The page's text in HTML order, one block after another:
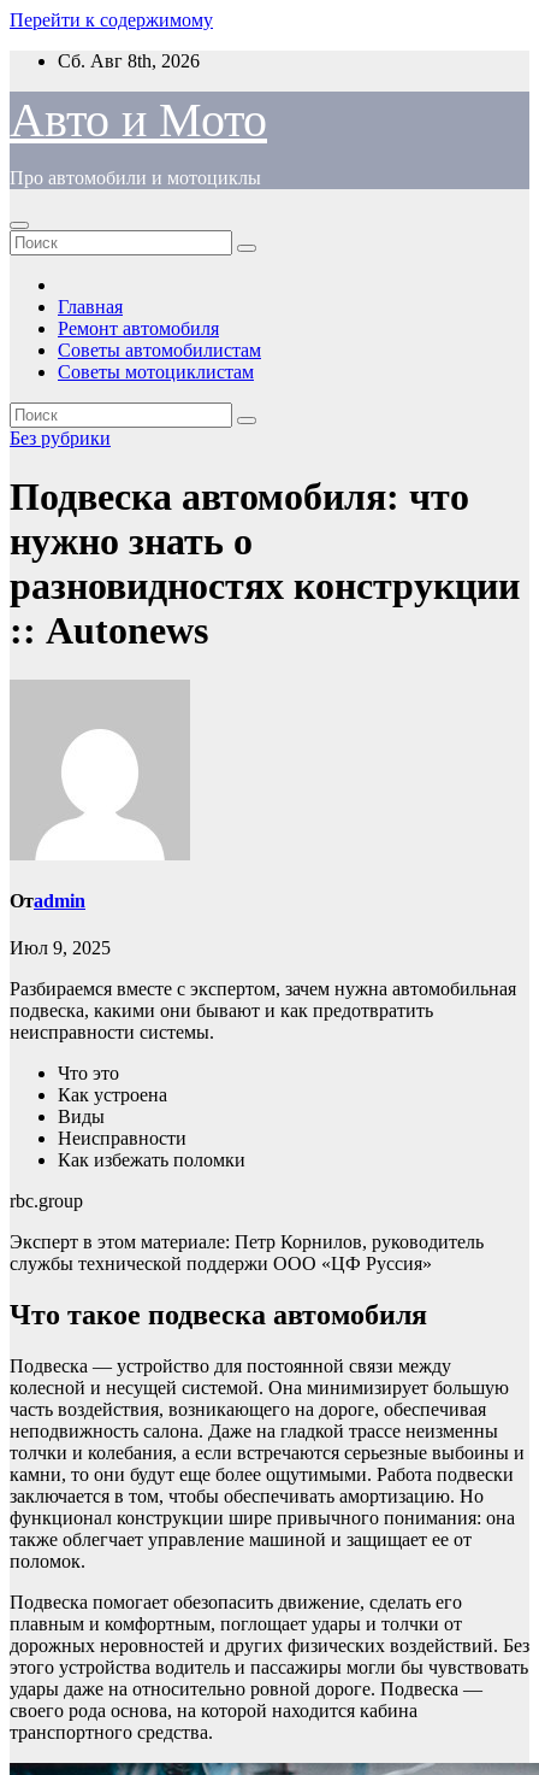
Перейти к содержимому
Сб. Авг 8th, 2026
Авто и Мото
Про автомобили и мотоциклы
Главная
Ремонт автомобиля
Советы автомобилистам
Советы мотоциклистам
Без рубрики
Подвеска автомобиля: что
нужно знать о
разновидностях конструкции
:: Autonews
Отadmin
Июл 9, 2025
Разбираемся вместе с экспертом, зачем нужна автомобильная
подвеска, какими они бывают и как предотвратить
неисправности системы.
Что это
Как устроена
Виды
Неисправности
Как избежать поломки
rbc.group
Эксперт в этом материале: Петр Корнилов, руководитель
службы технической поддержи ООО «ЦФ Руссия»
Что такое подвеска автомобиля
Подвеска — устройство для постоянной связи между
колесной и несущей системой. Она минимизирует большую
часть воздействия, возникающего на дороге, обеспечивая
неподвижность салона. Даже на гладкой трассе неизменны
толчки и колебания, а если встречаются серьезные выбоины и
камни, то они будут еще более ощутимыми. Работа подвески
заключается в том, чтобы обеспечивать амортизацию. Но
функционал конструкции шире привычного понимания: она
также облегчает управление машиной и защищает ее от
поломок.
Подвеска помогает обезопасить движение, сделать его
плавным и комфортным, поглощает удары и толчки от
дорожных неровностей и других физических воздействий. Без
этого устройства водитель и пассажиры могли бы чувствовать
удары даже на относительно ровной дороге. Подвеска —
своего рода основа, на которой находится кабина
транспортного средства.